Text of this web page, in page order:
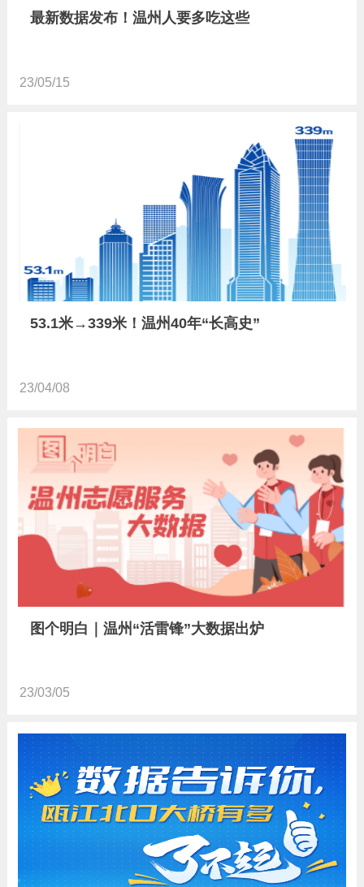
最新数据发布！温州人要多吃这些
23/05/15
53.1米→339米！温州40年“长高史”
23/04/08
图个明白｜温州“活雷锋”大数据出炉
23/03/05